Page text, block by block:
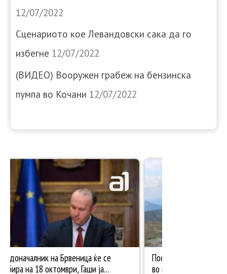
12/07/2022
Сценариото кое Левандовски сака да го
избегне 12/07/2022
(ВИДЕО) Вооружен грабеж на бензинска
пумпа во Кочани 12/07/2022